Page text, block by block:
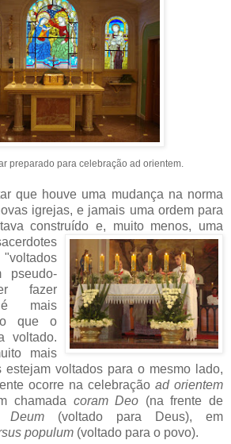
preparado para celebração ad orientem.
que houve uma mudança na norma
igrejas, e jamais uma ordem para
construído e, muito menos, uma
pseudo-
fazer
mais
que o
voltado.
mais
estejam voltados para o mesmo lado,
ocorre na celebração ad orientem
chamada coram Deo (na frente de
Deum (voltado para Deus), em
populum (voltado para o povo).